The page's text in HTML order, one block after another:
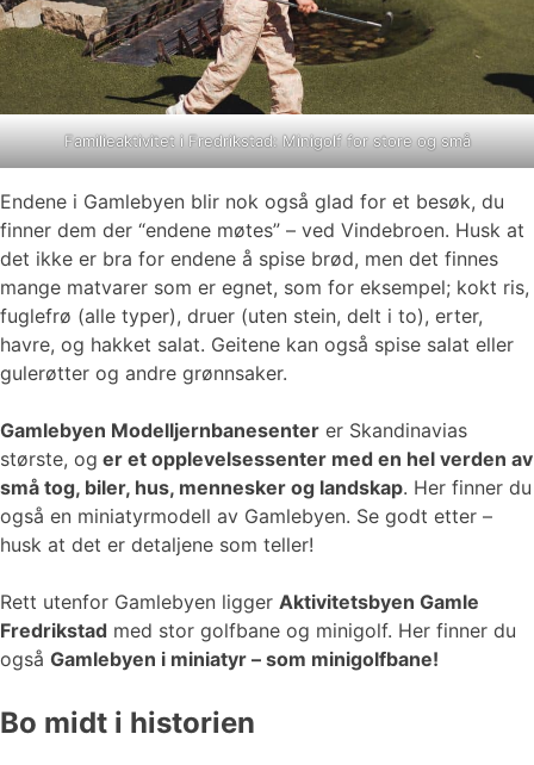
Familieaktivitet i Fredrikstad: Minigolf for store og små
Endene i Gamlebyen blir nok også glad for et besøk, du
finner dem der “endene møtes” – ved Vindebroen. Husk at
det ikke er bra for endene å spise brød, men det finnes
mange matvarer som er egnet, som for eksempel; kokt ris,
fuglefrø (alle typer), druer (uten stein, delt i to), erter,
havre, og hakket salat. Geitene kan også spise salat eller
gulerøtter og andre grønnsaker.
Gamlebyen Modelljernbanesenter er Skandinavias
største, og er et opplevelsessenter med en hel verden av
små tog, biler, hus, mennesker og landskap. Her finner du
også en miniatyrmodell av Gamlebyen. Se godt etter –
husk at det er detaljene som teller!
Rett utenfor Gamlebyen ligger Aktivitetsbyen Gamle
Fredrikstad med stor golfbane og minigolf. Her finner du
også Gamlebyen i miniatyr – som minigolfbane!
Bo midt i historien